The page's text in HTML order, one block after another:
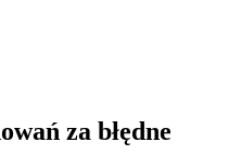
za błędne